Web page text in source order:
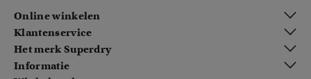
Online winkelen
Klantenservice
Het merk Superdry
Informatie